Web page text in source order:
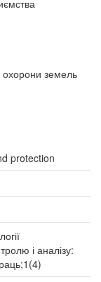
охорони земель
protection
і аналізу: